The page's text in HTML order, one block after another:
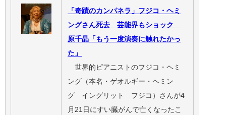
「奇蹟のカンパネラ」フジコ・ヘミ
ングさん死去 芸能界もショック
原千晶「もう一度演奏に触れたかっ
た」
世界的ピアニストのフジコ・ヘミ
ング（本名・ゲオルギー・ヘミン
グ イングリット フジコ）さんが4
月21日にすい臓がんで亡くなったこ